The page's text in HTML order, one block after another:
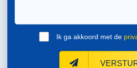
Ik ga akkoord met de